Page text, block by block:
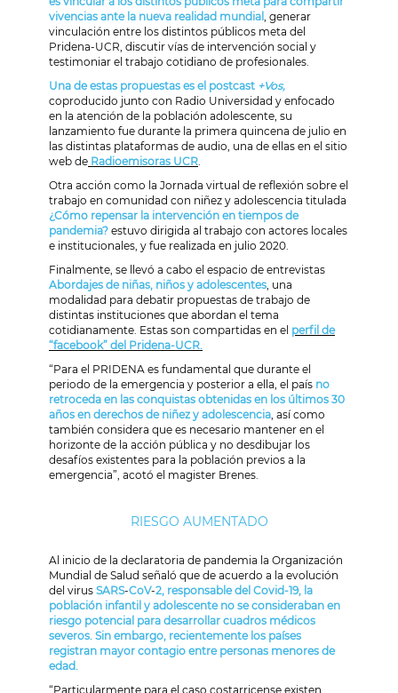
vivencias ante la nueva realidad mundial , generar
vinculación entre los distintos públicos meta del
Pridena-UCR, discutir vías de intervención social y
testimoniar el trabajo cotidiano de profesionales.
Una de estas propuestas es el postcast +Vos,
coproducido junto con Radio Universidad y enfocado
en la atención de la población adolescente, su
lanzamiento fue durante la primera quincena de julio en
las distintas plataformas de audio, una de ellas en el sitio
web de Radioemisoras UCR
Otra acción como la Jornada virtual de reflexión sobre el
trabajo en comunidad con niñez y adolescencia titulada
¿Cómo repensar la intervención en tiempos de
pandemia? estuvo dirigida al trabajo con actores locales
e institucionales, y fue realizada en julio 2020.
Finalmente, se llevó a cabo el espacio de entrevistas
Abordajes de niñas, niños y adolescentes , una
modalidad para debatir propuestas de trabajo de
distintas instituciones que abordan el tema
cotidianamente. Estas son compartidas en el perfil de
“facebook” del Pridena-UCR.
“Para el PRIDENA es fundamental que durante el
periodo de la emergencia y posterior a ella, el país no
retroceda en las conquistas obtenidas en los últimos 30
años en derechos de niñez y adolescencia , así como
también considera que es necesario mantener en el
horizonte de la acción pública y no desdibujar los
desafíos existentes para la población previos a la
emergencia”, acotó el magister Brenes.
RIESGO AUMENTADO
Al inicio de la declaratoria de pandemia la Organización
Mundial de Salud señaló que de acuerdo a la evolución
del virus SARS-CoV-2, responsable del Covid-19, la
población infantil y adolescente no se consideraban en
riesgo potencial para desarrollar cuadros médicos
severos. Sin embargo, recientemente los países
registran mayor contagio entre personas menores de
edad.
“Particularmente para el caso costarricense existen